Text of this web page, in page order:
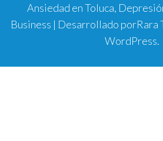
Ansiedad en Toluca,
Business | Desarrollado porRara
WordPress.